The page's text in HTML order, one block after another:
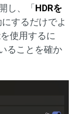
し、「 HDRを
にするだけでよ
使用するに
ることを確か